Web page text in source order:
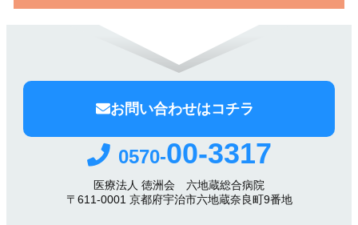
お問い合わせはコチラ
0570-00-3317
医療法人 徳洲会 六地蔵総合病院
〒611-0001 京都府宇治市六地蔵奈良町9番地